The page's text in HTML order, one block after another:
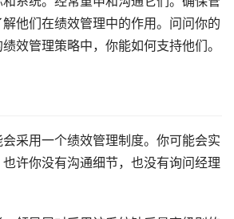
他们在绩效管理中的作用。问问你的
效管理策略中，你能如何支持他们。
采用一个绩效管理制度。你可能会实
许你没有沟通细节，也没有询问经理